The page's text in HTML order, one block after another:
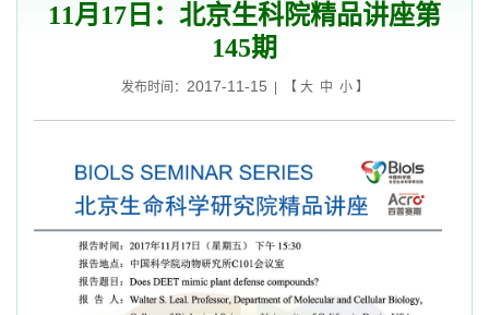
11月17日：北京生科院精品讲座第
145期
发布时间： 2017-11-15 | 【 大 中 小】